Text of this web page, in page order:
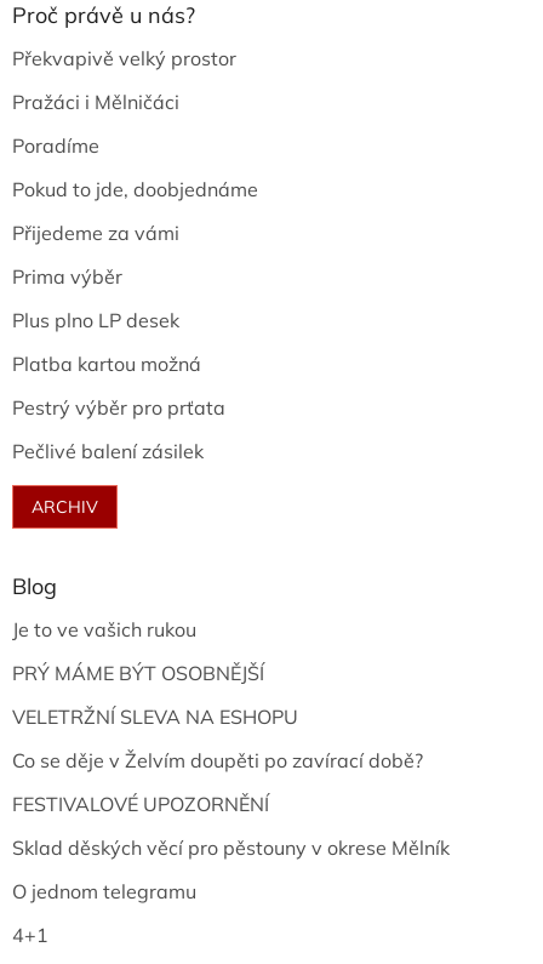
Proč právě u nás?
Překvapivě velký prostor
Pražáci i Mělničáci
Poradíme
Pokud to jde, doobjednáme
Přijedeme za vámi
Prima výběr
Plus plno LP desek
Platba kartou možná
Pestrý výběr pro prťata
Pečlivé balení zásilek
ARCHIV
Blog
Je to ve vašich rukou
PRÝ MÁME BÝT OSOBNĚJŠÍ
VELETRŽNÍ SLEVA NA ESHOPU
Co se děje v Želvím doupěti po zavírací době?
FESTIVALOVÉ UPOZORNĚNÍ
Sklad děských věcí pro pěstouny v okrese Mělník
O jednom telegramu
4+1